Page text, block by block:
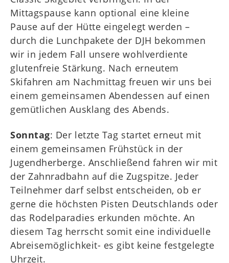
Mittagspause kann optional eine kleine
Pause auf der Hütte eingelegt werden –
durch die Lunchpakete der DJH bekommen
wir in jedem Fall unsere wohlverdiente
glutenfreie Stärkung. Nach erneutem
Skifahren am Nachmittag freuen wir uns bei
einem gemeinsamen Abendessen auf einen
gemütlichen Ausklang des Abends.
Sonntag: Der letzte Tag startet erneut mit
einem gemeinsamen Frühstück in der
Jugendherberge. Anschließend fahren wir mit
der Zahnradbahn auf die Zugspitze. Jeder
Teilnehmer darf selbst entscheiden, ob er
gerne die höchsten Pisten Deutschlands oder
das Rodelparadies erkunden möchte. An
diesem Tag herrscht somit eine individuelle
Abreisemöglichkeit- es gibt keine festgelegte
Uhrzeit.